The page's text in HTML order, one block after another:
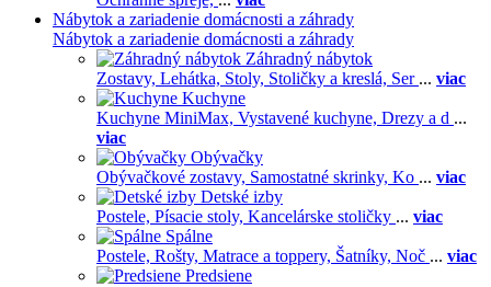
Nábytok a zariadenie domácnosti a záhrady
Nábytok a zariadenie domácnosti a záhrady
Záhradný nábytok
Zostavy, Lehátka, Stoly, Stoličky a kreslá, Ser ... viac
Kuchyne
Kuchyne MiniMax, Vystavené kuchyne, Drezy a d ...
viac
Obývačky
Obývačkové zostavy, Samostatné skrinky, Ko ... viac
Detské izby
Postele, Písacie stoly, Kancelárske stoličky ... viac
Spálne
Postele, Rošty, Matrace a toppery, Šatníky, Noč ... viac
Predsiene